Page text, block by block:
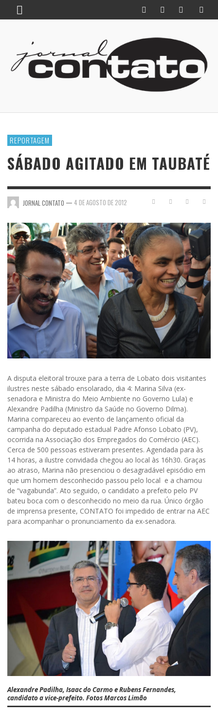
REPORTAGEM
SÁBADO AGITADO EM TAUBATÉ
JORNAL CONTATO — 4 DE AGOSTO DE 2012
A disputa eleitoral trouxe para a terra de Lobato dois visitantes
ilustres neste sábado ensolarado, dia 4: Marina Silva (ex-
senadora e Ministra do Meio Ambiente no Governo Lula) e
Alexandre Padilha (Ministro da Saúde no Governo Dilma).
Marina compareceu ao evento de lançamento oficial da
campanha do deputado estadual Padre Afonso Lobato (PV),
ocorrida na Associação dos Empregados do Comércio (AEC).
Cerca de 500 pessoas estiveram presentes. Agendada para às
14 horas, a ilustre convidada chegou ao local às 16h30. Graças
ao atraso, Marina não presenciou o desagradável episódio em
que um homem desconhecido passou pelo local e a chamou
de “vagabunda”. Ato seguido, o candidato a prefeito pelo PV
bateu boca com o desconhecido no meio da rua. Único órgão
de imprensa presente, CONTATO foi impedido de entrar na AEC
para acompanhar o pronunciamento da ex-senadora.
Alexandre Padilha, Isaac do Carmo e Rubens Fernandes,
candidato a vice-prefeito. Fotos Marcos Limão